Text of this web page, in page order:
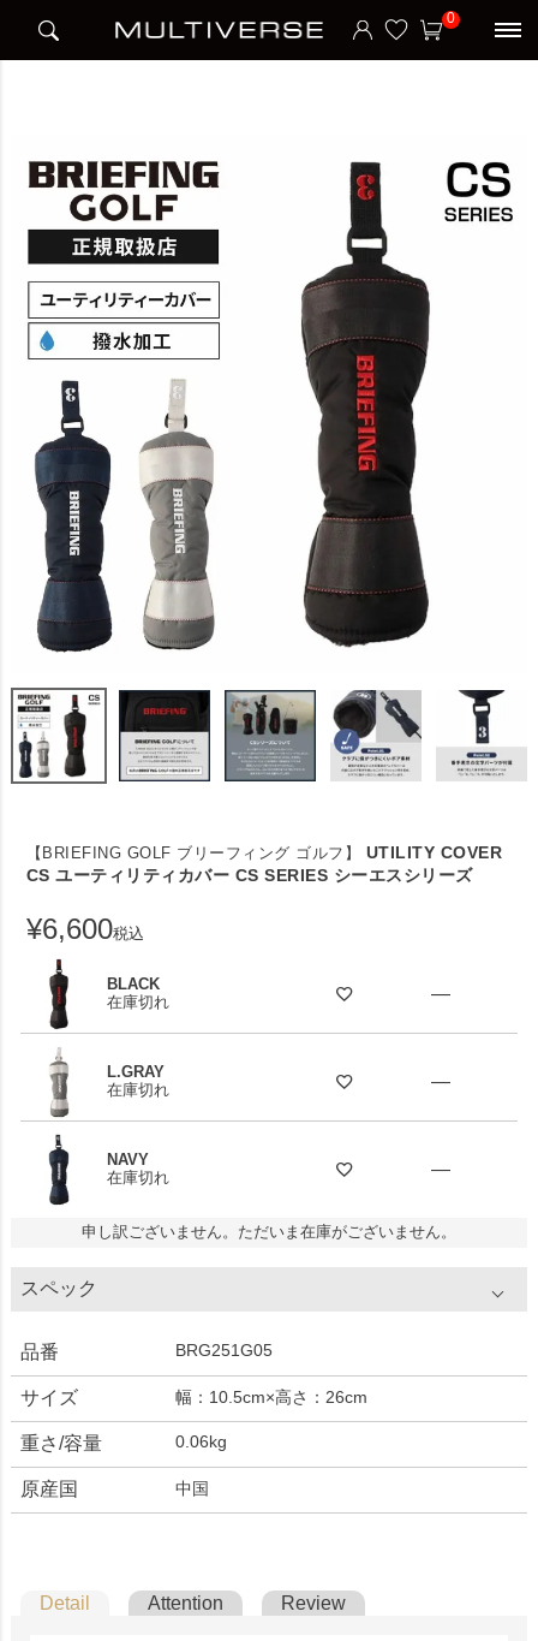
0
UTILITY COVER CS ユーティリティカバー CS SERIES シーエスシリーズ
【BRIEFING GOLF ブリーフィング ゴルフ】
UTILITY COVER
CS ユーティリティカバー CS SERIES シーエスシリーズ
¥6,600税込
BLACK
在庫切れ
—
L.GRAY
在庫切れ
—
NAVY
在庫切れ
—
申し訳ございません。ただいま在庫がございません。
スペック
品番 BRG251G05
サイズ 幅：10.5cm×高さ：26cm
重さ/容量 0.06kg
原産国 中国
Detail Attention Review